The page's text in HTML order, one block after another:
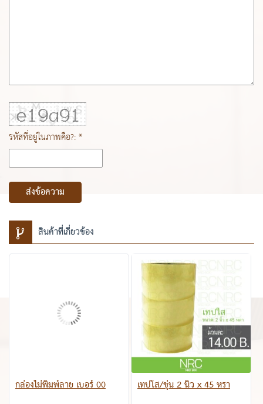
รหัสที่อยู่ในภาพคือ?: *
ส่งข้อความ
สินค้าที่เกี่ยวข้อง
กล่องไม่พิมพ์ลาย เบอร์ 00 เทปใส/ขุ่น 2 นิ้ว x 45 หรา